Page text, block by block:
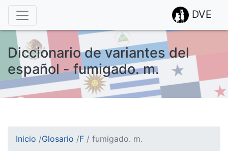
DVE
Diccionario de variantes del
español - fumigado. m.
Inicio /Glosario /F / fumigado. m.